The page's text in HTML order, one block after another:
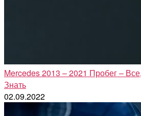
Mercedes 2013 – 2021 Пробег –
Знать
02.09.2022